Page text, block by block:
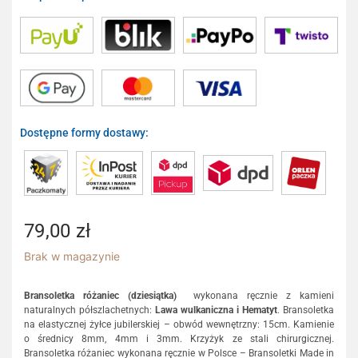
Dostępne formy dostawy:
79,00 zł
Brak w magazynie
Bransoletka różaniec (dziesiątka)wykonana ręcznie z kamieni
naturalnych półszlachetnych: Lawa wulkaniczna i Hematyt. Bransoletka
na elastycznej żyłce jubilerskiej – obwód wewnętrzny: 15cm. Kamienie
o średnicy 8mm, 4mm i 3mm. Krzyżyk ze stali chirurgicznej.
Bransoletka różaniec wykonana ręcznie w Polsce – Bransoletki Made in